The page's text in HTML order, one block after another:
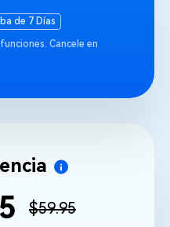
de 7 Días
Cancele en
$59.95